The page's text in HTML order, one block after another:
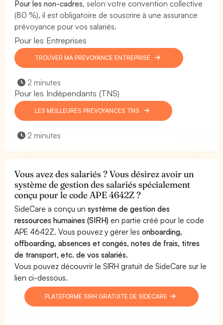
Pour les non-cadres, selon votre convention collective
(80 %), il est obligatoire de souscrire à une assurance
prévoyance pour vos salariés.
Pour les Entreprises
TROUVER MA PRÉVOYANCE ENTREPRISE
2 minutes
Pour les Indépendants (TNS)
LES MEILLEURES PRÉVOYANCES TNS
2 minutes
Vous avez des salariés ? Vous désirez avoir un
système de gestion des salariés spécialement
conçu pour le code APE 4642Z ?
SideCare a conçu unsystème de gestion des
ressources humaines (SIRH) en partie créé pour le code
APE 4642Z. Vous pouvez y gérer lesonboarding,
offboarding, absences et congés, notes de frais, titres
de transport, etc. de vos salariés.
Vous pouvez découvrir le SIRH gratuit de SideCare sur le
lien ci-dessous.
PLATEFORME SIRH GRATUITE DE SIDECARE